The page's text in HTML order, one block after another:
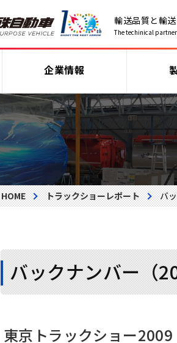
輸送品質と輸
The techinical
企業情報
HOME トラックショーレポート バ
バックナンバー（
東京トラックショー2009